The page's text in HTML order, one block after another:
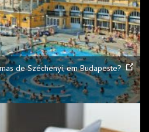
de Széchenyi, em Budapeste?